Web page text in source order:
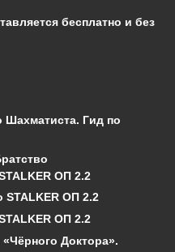
бесплатно и без
Шахматиста. Гид по
ОП 2.2
ОП 2.2
ОП 2.2
Доктора».